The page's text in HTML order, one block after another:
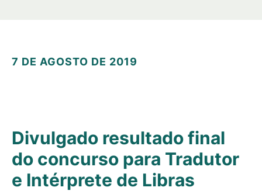
7 DE AGOSTO DE 2019
Divulgado resultado final
do concurso para Tradutor
e Intérprete de Libras